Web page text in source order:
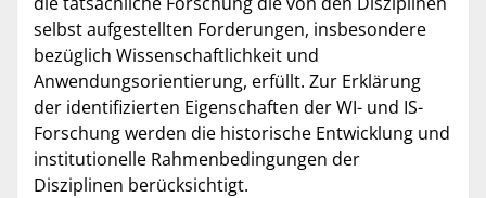
selbst aufgestellten Forderungen, insbesondere
bezüglich Wissenschaftlichkeit und
Anwendungsorientierung, erfüllt. Zur Erklärung
der identifizierten Eigenschaften der WI- und IS-
Forschung werden die historische Entwicklung und
institutionelle Rahmenbedingungen der
Disziplinen berücksichtigt.